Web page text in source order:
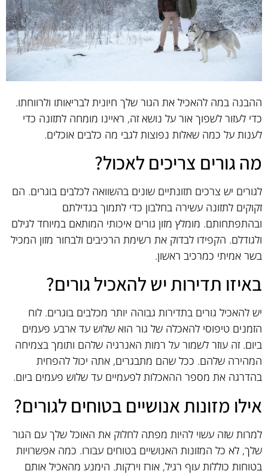
ההבנה במה להאכיל את הגור שלך חיונית לבריאותו ולרווחתו.
כדי לעזור לשפוך אור על נושא זה, ראיינו מומחה לתזונה כדי
לענות על כמה שאלות נפוצות לגבי מה כלבים אוכלים.
מה גורים צריכים לאכול?
לגורים יש צרכים תזונתיים שונים בהשוואה לכלבים בוגרים. הם
זקוקים לתזונה עשירה בחלבון כדי לתמוך בגדילתם
ובהתפתחותם. מומלץ מזון גורים איכותי המותאם במיוחד לגילם
ולגודלם. הקפידו לבדוק את רשימת הרכיבים ולבחור מזון המכיל
בשר אמיתי כמרכיב ראשון.
באיזו תדירות יש להאכיל גורים?
יש להאכיל גורים בתדירות גבוהה יותר מכלבים בוגרים. לוח
הזמנים טיפוסי להאכלה של גור הוא שלוש עד ארבע פעמים
ביום. זה עוזר לשמור על רמות האנרגיה שלהם ותומך בצמיחה
המהירה שלהם. ככל שהם מתבגרים, אתה יכול להפחית
בהדרגה את מספר ההאכלות לפעמיים עד שלוש פעמים ביום.
אילו מזונות אנושיים בטוחים לגורים?
למרות שזה עשוי להיות מפתה לחלוק את האוכל שלך עם הגור
שלך, לא כל המזונות האנושיים בטוחים עבורו. כמה אפשרויות
בטוחות כוללות עוף רגיל, אורז וירקות. הימנע מהאכיל אותם